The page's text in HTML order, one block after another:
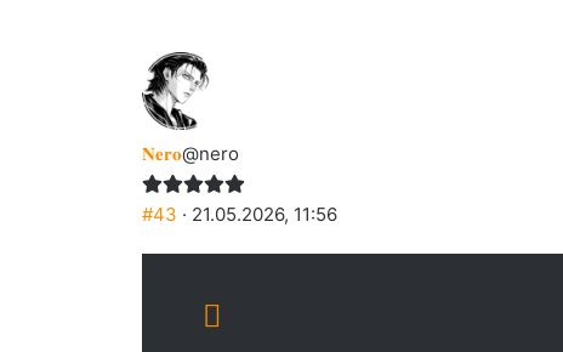
слез
𝐍𝐞𝐫𝐨@nero
#43 · 21.05.2026, 11:56